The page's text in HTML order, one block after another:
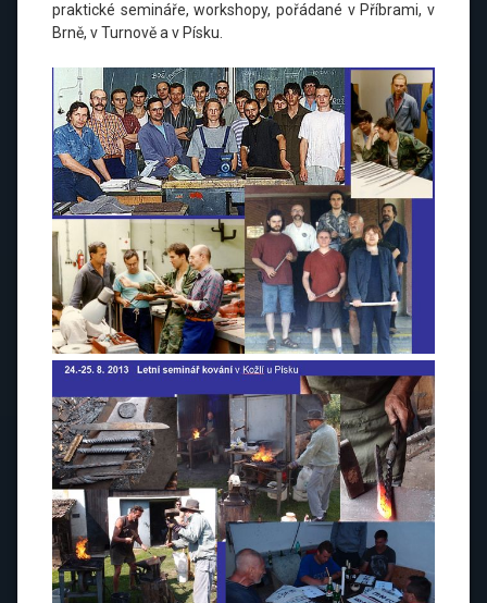
praktické semináře, workshopy, pořádané v Příbrami, v
Brně, v Turnově a v Písku.